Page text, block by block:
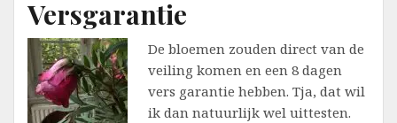
Versgarantie
De bloemen zouden direct van de
veiling komen en een 8 dagen
vers garantie hebben. Tja, dat wil
ik dan natuurlijk wel uittesten.